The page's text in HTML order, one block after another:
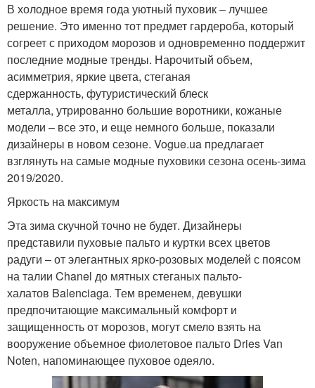
В холодное время года уютный пуховик – лучшее
решение. Это именно тот предмет гардероба, который
согреет с приходом морозов и одновременно поддержит
последние модные тренды. Нарочитый объем,
асимметрия, яркие цвета, стеганая
сдержанность, футуристический блеск
металла, утрированно большие воротники, кожаные
модели – все это, и еще немного больше, показали
дизайнеры в новом сезоне. Vogue.ua предлагает
взглянуть на самые модные пуховики сезона осень-зима
2019/2020.
Яркость на максимум
Эта зима скучной точно не будет. Дизайнеры
представили пуховые пальто и куртки всех цветов
радуги – от элегантных ярко-розовых моделей с поясом
на талии Chanel до мятных стеганых пальто-
халатов Balenciaga. Тем временем, девушки
предпочитающие максимальный комфорт и
защищенность от морозов, могут смело взять на
вооружение объемное фиолетовое пальто Dries Van
Noten, напоминающее пуховое одеяло.